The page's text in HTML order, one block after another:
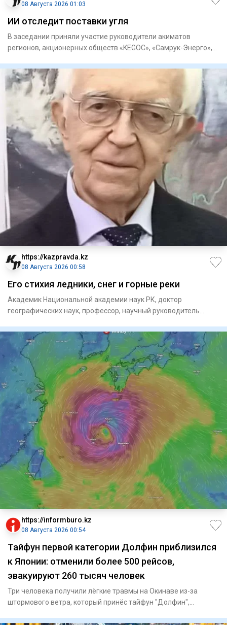
08 Августа 2026 01:03
ИИ отследит поставки угля
В заседании приняли участие руководители акиматов
регионов, акционерных обществ «KEGOC», «Самрук-Энерго»,
https://kazpravda.kz
08 Августа 2026 00:58
Его стихия ледники, снег и горные реки
Академик Национальной академии наук РК, доктор
географических наук, профессор, научный руководитель
https://informburo.kz
08 Августа 2026 00:54
Тайфун первой категории Долфин приблизился
к Японии: отменили более 500 рейсов,
эвакуируют 260 тысяч человек
Три человека получили лёгкие травмы на Окинаве из-за
штормового ветра, который принёс тайфун "Долфин",